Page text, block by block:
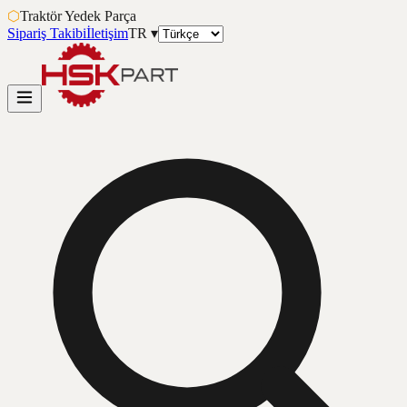
⬡Traktör Yedek Parça
Sipariş TakibiİletişimTR ▾